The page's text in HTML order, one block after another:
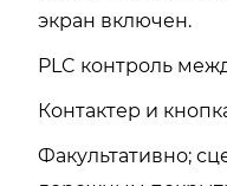
экран включен.
PLC контроль
Контактер и
Факультативно;